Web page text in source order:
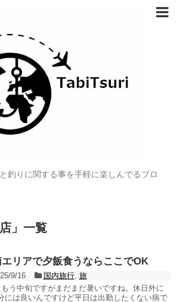
釣りに関する事を手軽に楽しんでるブロ
」 一覧
リアで夕飯食うならここでOK
9/16 国内旅行, 旅
う中旬ですがまだまだ暑いですね。休日外に
には良いんですけど平日は出勤したくない病で